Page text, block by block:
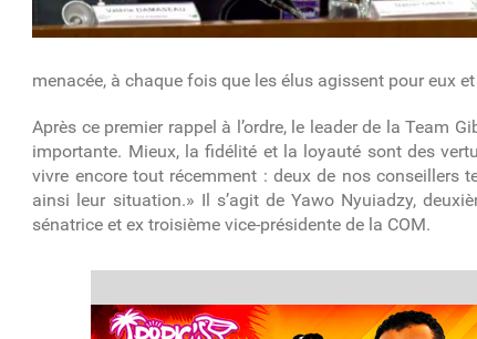
menacée, à chaque fois que les élus agissent pour eux
Après ce premier rappel à l’ordre, le leader de la Team
importante. Mieux, la fidélité et la loyauté sont des
vivre encore tout récemment : deux de nos
ainsi leur situation.» Il s’agit de Yawo Nyuiadzy,
sénatrice et ex troisième vice-présidente de la COM.
article